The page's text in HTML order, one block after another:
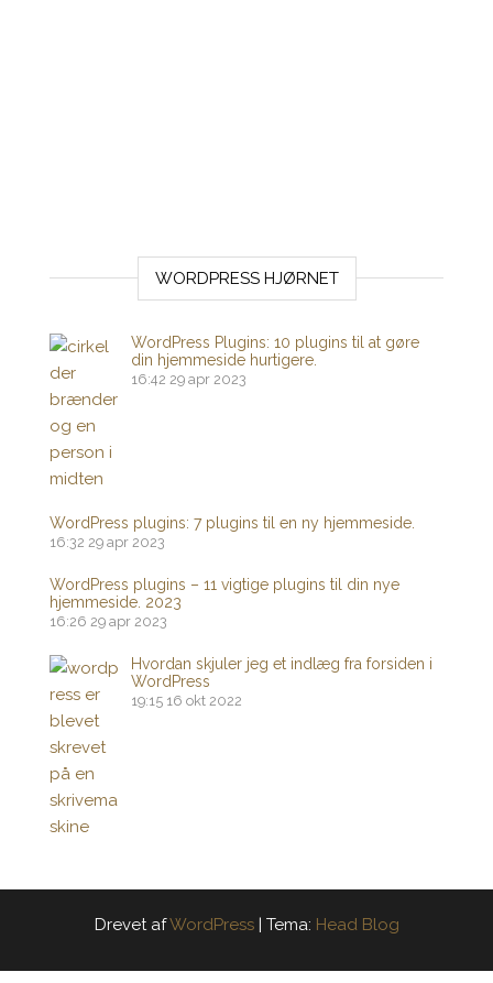
WORDPRESS HJØRNET
WordPress Plugins: 10 plugins til at gøre
din hjemmeside hurtigere.
16:42 29 apr 2023
WordPress plugins: 7 plugins til en ny hjemmeside.
16:32 29 apr 2023
WordPress plugins – 11 vigtige plugins til din nye
hjemmeside. 2023
16:26 29 apr 2023
Hvordan skjuler jeg et indlæg fra forsiden i
WordPress
19:15 16 okt 2022
Drevet afWordPress | Tema: Head Blog